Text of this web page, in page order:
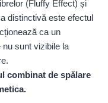
(Fluffy Effect) și
distinctivă este efectul
ca un
nu sunt vizibile la
combinat de spălare